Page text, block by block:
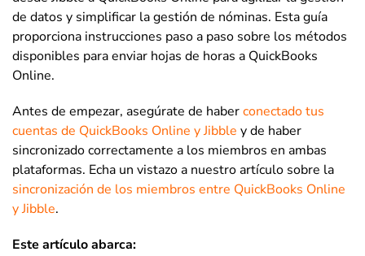
de datos y simplificar la gestión de nóminas. Esta guía
proporciona instrucciones paso a paso sobre los métodos
disponibles para enviar hojas de horas a QuickBooks
Online.
Antes de empezar, asegúrate de haberconectado tus
cuentas de QuickBooks Online y Jibble y de haber
sincronizado correctamente a los miembros en ambas
plataformas. Echa un vistazo a nuestro artículo sobre la
sincronización de los miembros entre QuickBooks Online
y Jibble.
Este artículo abarca: